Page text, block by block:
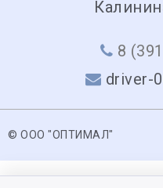
8
driver-
© ООО "ОПТИМАЛ"